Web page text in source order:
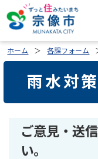
ホーム 各課フォーム
雨水対
ご意見・送
い。